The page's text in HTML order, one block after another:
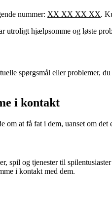
nummer: XX XX XX XX.
utroligt hjælpsomme og løste
spørgsmål eller problemer,
i kontakt
at få fat i dem, uanset om det
og tjenester til
i kontakt med dem.